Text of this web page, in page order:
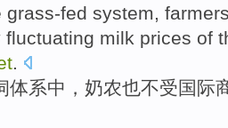
grass-fed system,
fluctuating milk prices of
.
体系中， 奶农也不受国际